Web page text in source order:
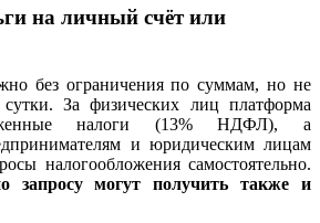
на личный счёт или
без ограничения по суммам, но не
За физических лиц платформа
налоги (13% НДФЛ), а
и юридическим лицам
налогообложения самостоятельно.
запросу могут получить также и